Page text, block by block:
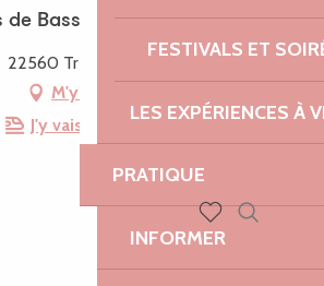
FESTIVALS ET
LES EXPÉRIENCES À
PRATIQUE
INFORMERVoir les favoris
de Bassan - Régate
22560 Trébeurden
M'y rendre
J'y vais en train !